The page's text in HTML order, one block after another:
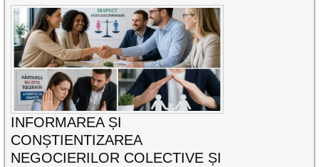
INFORMAREA ȘI
CONȘTIENTIZAREA
NEGOCIERILOR COLECTIVE ȘI